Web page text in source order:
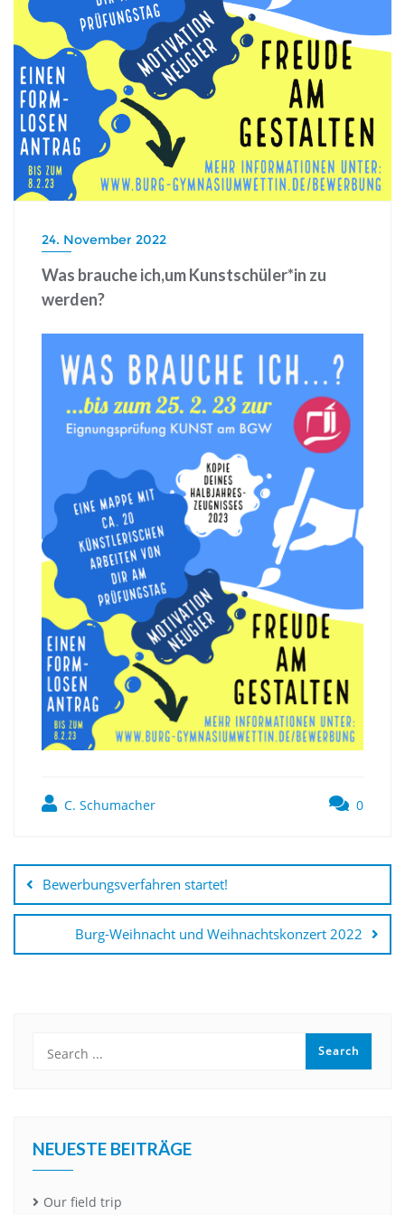
24. November 2022
Was brauche ich,um Kunstschüler*in zu
werden?
C. Schumacher 0
Bewerbungsverfahren startet!
Burg-Weihnacht und Weihnachtskonzert 2022
NEUESTE BEITRÄGE
Our field trip